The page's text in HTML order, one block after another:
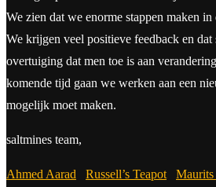
We zien dat we enorme stappen maken
We krijgen veel positieve feedback en dat
overtuiging dat men toe is aan
komende tijd gaan we werken aan een
mogelijk moet maken.
saltmines team,
Ahmed Aarad Russell’s Teapot